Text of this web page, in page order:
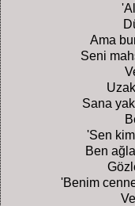
Ama
Seni
Sana
'Sen
Ben
'Benim